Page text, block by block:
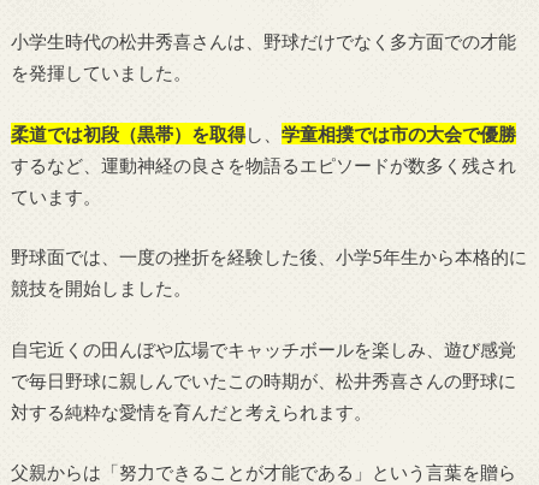
小学生時代の松井秀喜さんは、野球だけでなく多方面での才能
を発揮していました。
柔道では初段（黒帯）を取得し、 学童相撲では市の大会で優勝
するなど、運動神経の良さを物語るエピソードが数多く残され
ています。
野球面では、一度の挫折を経験した後、小学5年生から本格的に
競技を開始しました。
自宅近くの田んぼや広場でキャッチボールを楽しみ、遊び感覚
で毎日野球に親しんでいたこの時期が、松井秀喜さんの野球に
対する純粋な愛情を育んだと考えられます。
父親からは「努力できることが才能である」という言葉を贈ら